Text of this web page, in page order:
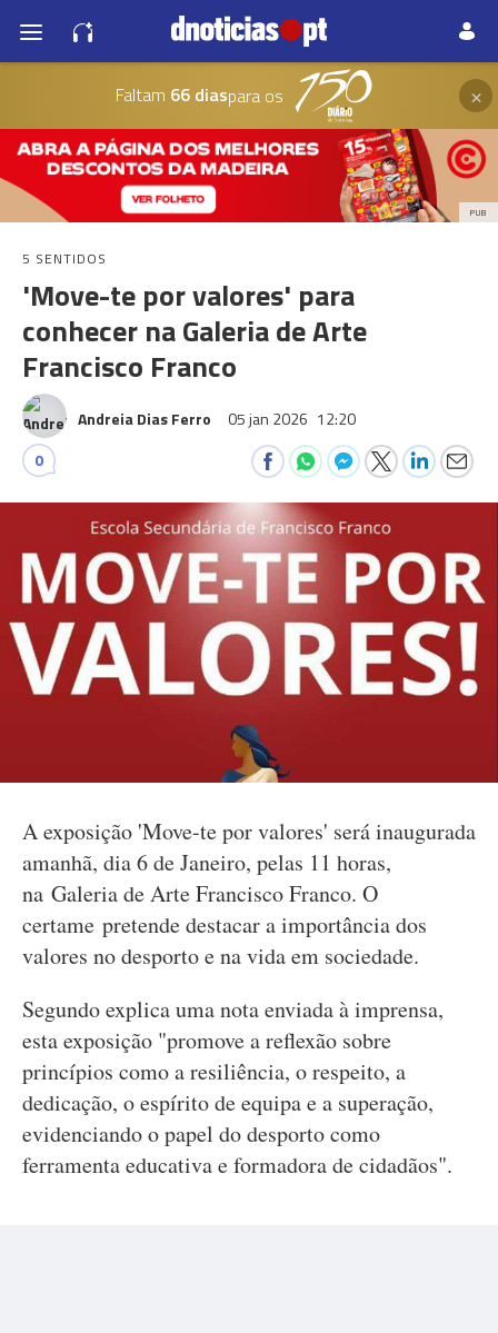
Faltam 66 diaspara os ×
PUB
5 SENTIDOS
'Move-te por valores' para
conhecer na Galeria de Arte
Francisco Franco
Andreia Dias Ferro 05 jan 2026 12:20
0
A exposição 'Move-te por valores' será inaugurada
amanhã, dia 6 de Janeiro, pelas 11 horas,
na Galeria de Arte Francisco Franco. O
certame pretende destacar a importância dos
valores no desporto e na vida em sociedade.
Segundo explica uma nota enviada à imprensa,
esta exposição "promove a reflexão sobre
princípios como a resiliência, o respeito, a
dedicação, o espírito de equipa e a superação,
evidenciando o papel do desporto como
ferramenta educativa e formadora de cidadãos".